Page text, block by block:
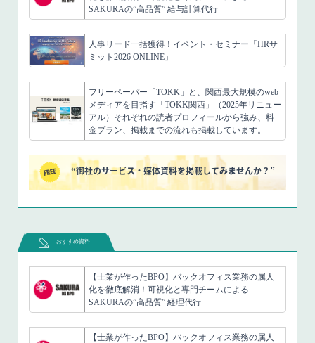
SAKURAの”高品質” 給与計算代行
人事リード一括獲得！イベント・セミナー「HRサ
ミット2026 ONLINE」
フリーペーパー「TOKK」と、関西最大規模のweb
メディアを目指す「TOKK関西」（2025年リニュー
アル）それぞれの読者プロフィールから強み、料
金プラン、掲載までの流れも掲載しています。
“御社のサービス・媒体資料を掲載してみませんか？”
おすすめ資料
【士業が作ったBPO】バックオフィス業務の属人
化を徹底解消！可視化と専門チームによる
SAKURAの”高品質” 経理代行
【士業が作ったBPO】バックオフィス業務の属人